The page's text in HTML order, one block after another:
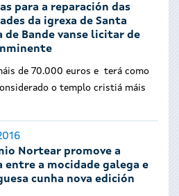
para a reparación das
da igrexa de Santa
de Bande vanse licitar de
de 70.000 euros e terá como
o templo cristiá máis
Nortear promove a
entre a mocidade galega e
cunha nova edición